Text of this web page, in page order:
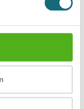
Ravenna 1 Kluis
Incl. BTW €873,00